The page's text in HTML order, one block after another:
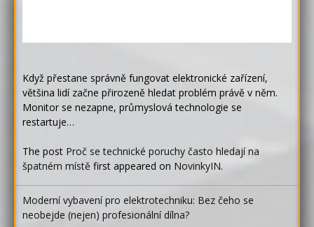
Když přestane správně fungovat elektronické zařízení,
většina lidí začne přirozeně hledat problém právě v něm.
Monitor se nezapne, průmyslová technologie se
restartuje…
The post Proč se technické poruchy často hledají na
špatném místě first appeared on NovinkyIN.
Moderní vybavení pro elektrotechniku: Bez čeho se
neobejde (nejen) profesionální dílna?